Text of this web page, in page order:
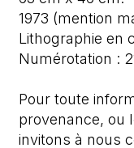
1973 (mention
Lithographie en
Numérotation :
Pour toute
provenance, ou
invitons à nous